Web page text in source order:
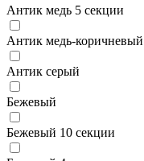
Антик медь 5 секции
Антик медь-коричневый
Антик серый
Бежевый
Бежевый 10 секции